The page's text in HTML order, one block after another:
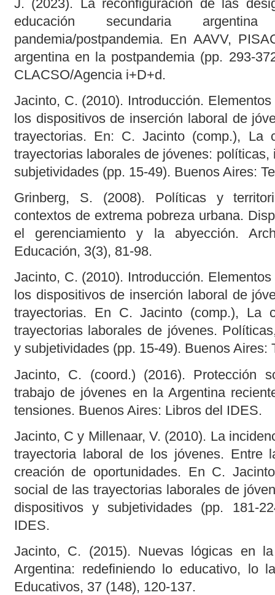
J. (2023). La reconfiguración de las
educación secundaria
pandemia/postpandemia. En AAVV,
argentina en la postpandemia (pp. 293-
CLACSO/Agencia i+D+d.
Jacinto, C. (2010). Introducción.
los dispositivos de inserción laboral de
trayectorias. En: C. Jacinto (comp.), La
trayectorias laborales de jóvenes:
subjetividades (pp. 15-49). Buenos Aires:
Grinberg, S. (2008). Políticas y
contextos de extrema pobreza urbana.
el gerenciamiento y la abyección.
Educación, 3(3), 81-98.
Jacinto, C. (2010). Introducción.
los dispositivos de inserción laboral de
trayectorias. En C. Jacinto (comp.), La
trayectorias laborales de jóvenes.
y subjetividades (pp. 15-49). Buenos Aires:
Jacinto, C. (coord.) (2016). Protección
trabajo de jóvenes en la Argentina
tensiones. Buenos Aires: Libros del IDES.
Jacinto, C y Millenaar, V. (2010). La
trayectoria laboral de los jóvenes. Entre
creación de oportunidades. En C.
social de las trayectorias laborales de
dispositivos y subjetividades (pp. 181-
IDES.
Jacinto, C. (2015). Nuevas lógicas en
Argentina: redefiniendo lo educativo, lo
Educativos, 37 (148), 120-137.